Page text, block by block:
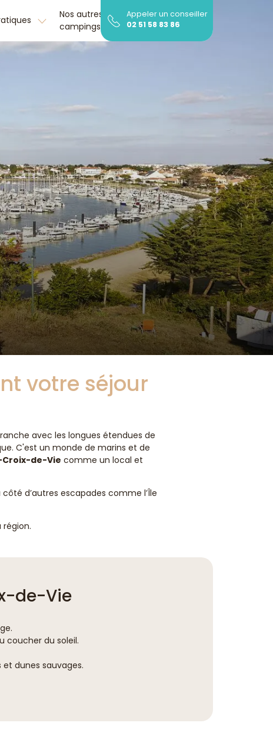
Nos autres
campings
Découvrir la
région
Appeler un conseiller
02 51 58 83 86
votre séjour
avec les longues étendues de
C'est un monde de marins et de
de-Vie comme un local et
d’autres escapades comme l’Île
de-Vie
coucher du soleil.
dunes sauvages.